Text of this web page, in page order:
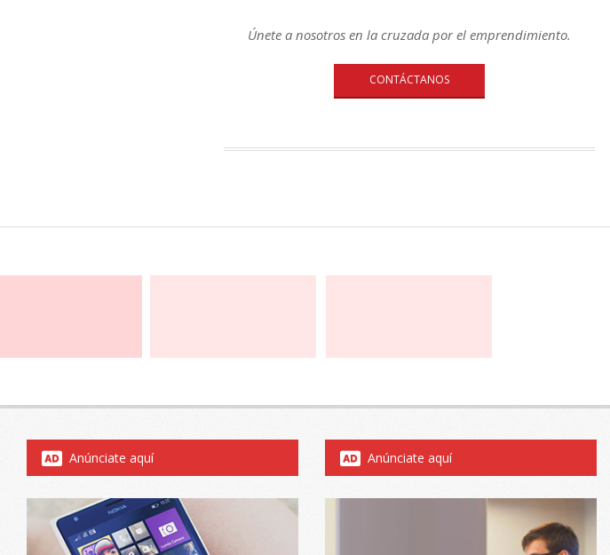
Únete a nosotros en la cruzada por el emprendimiento.
CONTÁCTANOS
Anúnciate aquí Anúnciate aquí